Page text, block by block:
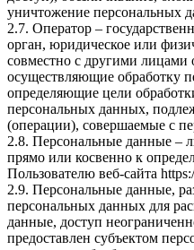
уничтожение персональных
2.7. Оператор –
орган, юридическое или
совместно с другими
осуществляющие обработку
определяющие цели
персональных данных,
(операции), совершаемые с
2.8. Персональные данные –
прямо или косвенно к
Пользователю веб-сайта
2.9. Персональные данные,
персональных данных для
данные, доступ
предоставлен субъектом